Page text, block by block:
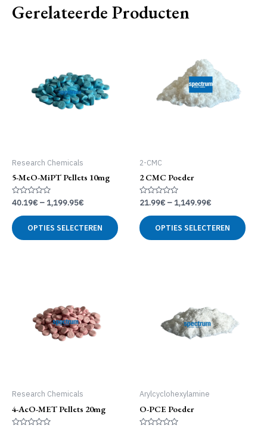
Gerelateerde Producten
Research Chemicals
5-MeO-MiPT Pellets 10mg
Gewaardeerd
uit
5
40.19€ – 1,199.95€
OPTIES SELECTEREN
product
2-CMC
2 CMC Poeder
Gewaardeerd
uit
5
21.99€ – 1,149.99€
OPTIES SELECTEREN
Research Chemicals
4-AcO-MET Pellets 20mg
Arylcyclohexylamine
O-PCE Poeder